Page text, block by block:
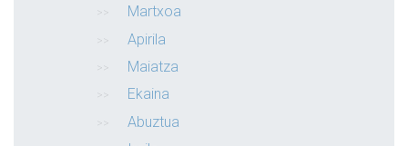
Martxoa
Apirila
Maiatza
Ekaina
Abuztua